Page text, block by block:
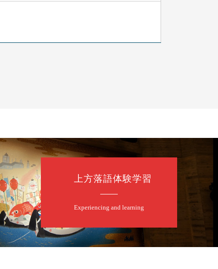
く」／露の都「子は鎹」上方落語体験学習
Experiencing and learning